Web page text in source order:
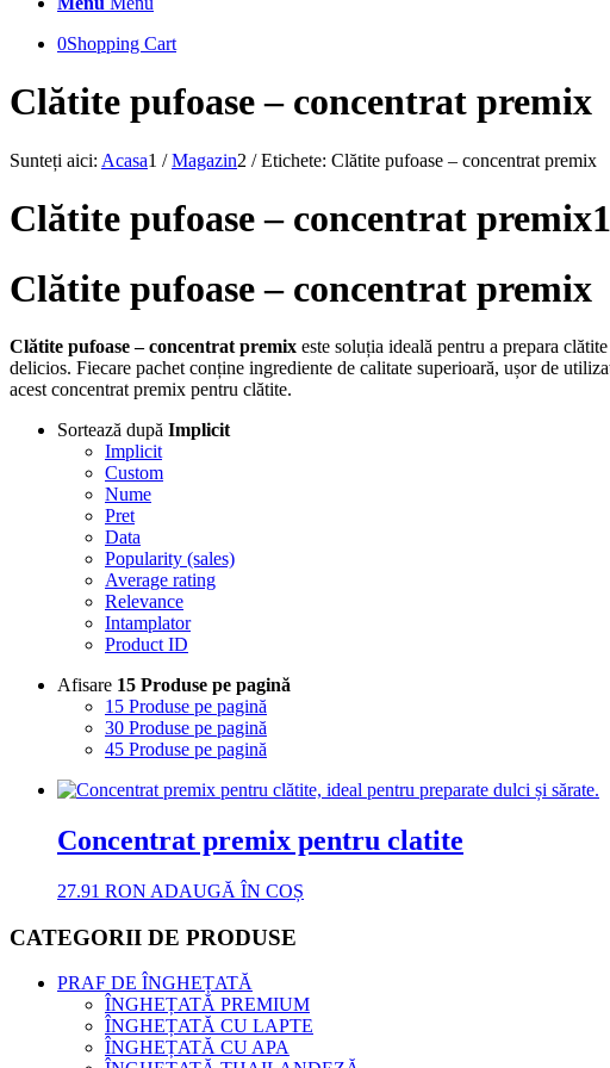
0Shopping Cart
Clătite pufoase – concentrat premix
Sunteți aici: Acasa1 / Magazin2 / Etichete: Clătite pufoase – concentrat premix
Clătite pufoase – concentrat
Clătite pufoase – concentrat premix
Clătite pufoase – concentrat premix este soluția ideală pentru a prepara
delicios. Fiecare pachet conține ingrediente de calitate superioară, ușor de
acest concentrat premix pentru clătite.
Sortează după Implicit
Implicit
Custom
Nume
Pret
Data
Popularity (sales)
Average rating
Relevance
Intamplator
Product ID
Afisare 15 Produse pe pagină
15 Produse pe pagină
30 Produse pe pagină
45 Produse pe pagină
Concentrat premix pentru clatite
27.91 RON ADAUGĂ ÎN COȘ
CATEGORII DE PRODUSE
PRAF DE ÎNGHEȚATĂ
ÎNGHEȚATĂ PREMIUM
ÎNGHEȚATĂ CU LAPTE
ÎNGHEȚATĂ CU APA